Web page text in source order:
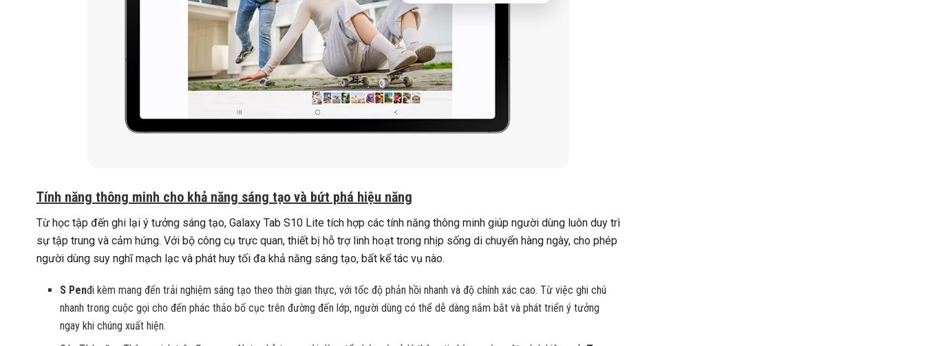
Tính năng thông minh cho khả năng sáng tạo và bứt phá hiệu năng
Từ học tập đến ghi lại ý tưởng sáng tạo, Galaxy Tab S10 Lite tích hợp các tính năng thông minh giúp người dùng luôn duy trì
sự tập trung và cảm hứng. Với bộ công cụ trực quan, thiết bị hỗ trợ linh hoạt trong nhịp sống di chuyển hàng ngày, cho phép
người dùng suy nghĩ mạch lạc và phát huy tối đa khả năng sáng tạo, bất kể tác vụ nào.
S Penđi kèm mang đến trải nghiệm sáng tạo theo thời gian thực, với tốc độ phản hồi nhanh và độ chính xác cao. Từ việc ghi chú
nhanh trong cuộc gọi cho đến phác thảo bố cục trên đường đến lớp, người dùng có thể dễ dàng nắm bắt và phát triển ý tưởng
ngay khi chúng xuất hiện.